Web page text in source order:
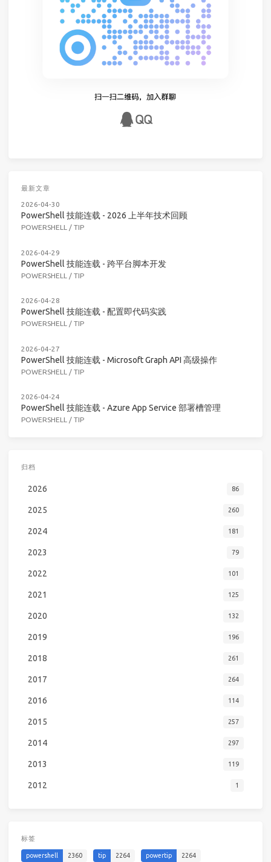
最新文章
2026-04-30
PowerShell 技能连载 - 2026 上半年技术回顾
POWERSHELL / TIP
2026-04-29
PowerShell 技能连载 - 跨平台脚本开发
POWERSHELL / TIP
2026-04-28
PowerShell 技能连载 - 配置即代码实践
POWERSHELL / TIP
2026-04-27
PowerShell 技能连载 - Microsoft Graph API 高级操作
POWERSHELL / TIP
2026-04-24
PowerShell 技能连载 - Azure App Service 部署槽管理
POWERSHELL / TIP
归档
2026 86
2025 260
2024 181
2023 79
2022 101
2021 125
2020 132
2019 196
2018 261
2017 264
2016 114
2015 257
2014 297
2013 119
2012 1
标签
powershell 2360 tip 2264 powertip 2264